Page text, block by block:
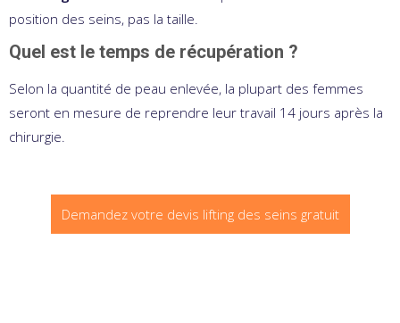
position des seins, pas la taille.
Quel est le temps de récupération ?
Selon la quantité de peau enlevée, la plupart des femmes
seront en mesure de reprendre leur travail 14 jours après la
chirurgie.
Demandez votre devis lifting des seins gratuit